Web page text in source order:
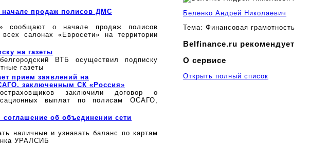
продаж полисов ДМС
сообщают о начале продаж полисов
салонах «Евросети» на территории
на газеты
ВТБ осуществил подписку
газеты
прием заявлений на
заключенным СК «Россия»
заключили договор о
выплат по полисам ОСАГО,
об объединении сети
наличные и узнавать баланс по картам
УРАЛСИБ
Беленко Андрей Николаевич
Тема: Финансовая грамотность
Belfinance.ru рекомендует
О сервисе
Открыть полный список